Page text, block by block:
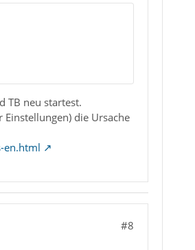
TB neu startest.
die Ursache
en.html
#8